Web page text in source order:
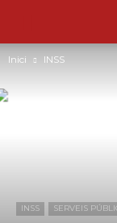
Inici INSS
INSS SERVEIS